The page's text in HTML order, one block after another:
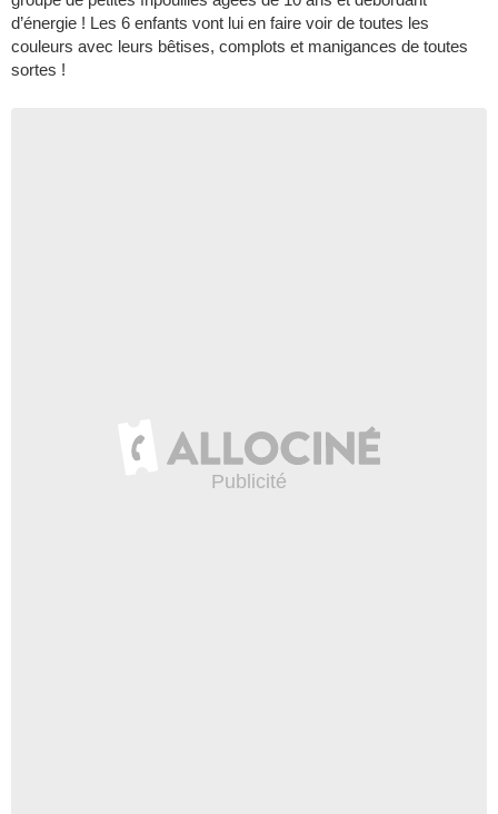
d’énergie ! Les 6 enfants vont lui en faire voir de toutes les
couleurs avec leurs bêtises, complots et manigances de toutes
sortes !